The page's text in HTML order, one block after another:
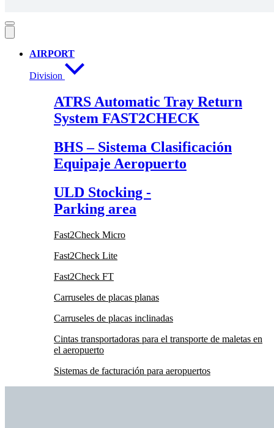
AIRPORT
Division
ATRS Automatic Tray Return
System FAST2CHECK
BHS – Sistema Clasificación
Equipaje Aeropuerto
ULD Stocking -
Parking area
Fast2Check Micro
Fast2Check Lite
Fast2Check FT
Carruseles de placas planas
Carruseles de placas inclinadas
Cintas transportadoras para el transporte de maletas en
el aeropuerto
Sistemas de facturación para aeropuertos